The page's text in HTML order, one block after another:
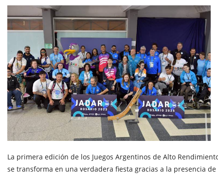
La primera edición de los Juegos Argentinos de Alto
se transforma en una verdadera fiesta gracias a la presencia